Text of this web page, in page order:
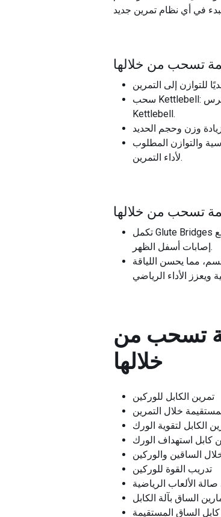
تسحب من خلالها
سحب Kettlebell: يستخدم هذا الاختلاف جرس Kettlebell بدلاً من الكابل، مما قد يزيد من صعوبة التمرين بسبب الشكل الفريد وتوزيع الوزن لجرس
Kettlebell.
والتوازن المطلوب
لأداء التمرين.
تسحب من خلالها
تكمل Glute Bridges أيضًا سحب الأرجل المستقيمة للكابل حيث يركز كلاهما على تنشيط الألوية وتمديد الورك، مما يمكن أن يعزز توليد الطاقة ويمنع
إصابات أسفل الظهر.
مما يحسن اللياقة
تسحب من
خلالها
تمرين الكابل للوركين
خلال التمرين
الكابل لتقوية الورك
كابل استهداف الورك
الساقين والوركين
تدريب القوة للوركين
الألعاب الرياضية
الساق بآلة الكابل
الساق المستقيمة